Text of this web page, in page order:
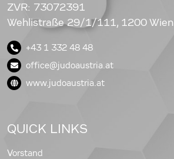
ZVR: 73072391
Wehlistraße 29/1/111, 1200 Wien
+43 1 332 48 48
office@judoaustria.at
www.judoaustria.at
QUICK LINKS
Vorstand